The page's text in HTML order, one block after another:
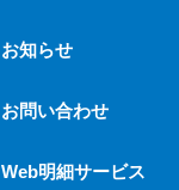
お知らせ
お問い合わせ
Web明細サービス